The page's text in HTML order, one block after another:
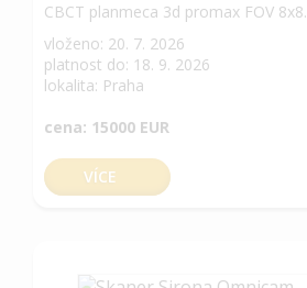
CBCT planmeca 3d promax FOV 8x8.
vloženo: 20. 7. 2026
platnost do: 18. 9. 2026
lokalita: Praha
cena: 15000 EUR
VÍCE